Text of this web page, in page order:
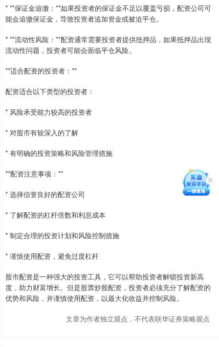
* **保证金追缴：**如果投资者的保证金不足以覆盖亏损，配资公司可
能会追缴保证金，导致投资者追加资金或被迫平仓。
* **流动性风险：**配资通常需要投资者提供抵押品，如果抵押品出现
流动性问题，投资者可能会面临平仓风险。
**适合配资的投资者：**
配资适合以下类型的投资者：
* 风险承受能力较高的投资者
* 对股市有较深入的了解
* 有明确的投资策略和风险管理措施
**配资注意事项：**
* 选择信誉良好的配资公司
* 了解配资的杠杆倍数和利息成本
* 制定合理的投资计划和风险控制措施
* 谨慎使用配资，避免过度杠杆
股市配资是一种强大的投资工具，它可以帮助投资者解锁投资新高
度，助力财富增长。但是股票炒股配资，投资者必须充分了解配资的
优势和风险，并谨慎使用配资，以最大化收益并控制风险。
文章为作者独立观点，不代表联华证券策略观点